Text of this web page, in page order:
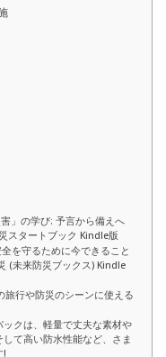
」の学び: 予言から備えへ
スタートブック Kindle版
を守るために今できること
(未来防災ブックス) Kindle
旅行や防災のシーンに使える
クは、軽量で丈夫な素材や
て高い防水性能など、さま
!